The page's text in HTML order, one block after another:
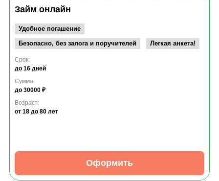
Займ онлайн
Удобное погашение
Безопасно, без залога и поручителей
Легкая анкета!
Срок:
до 16 дней
Сумма:
до 30000 ₽
Возраст:
от 18 до 80 лет
Оформить